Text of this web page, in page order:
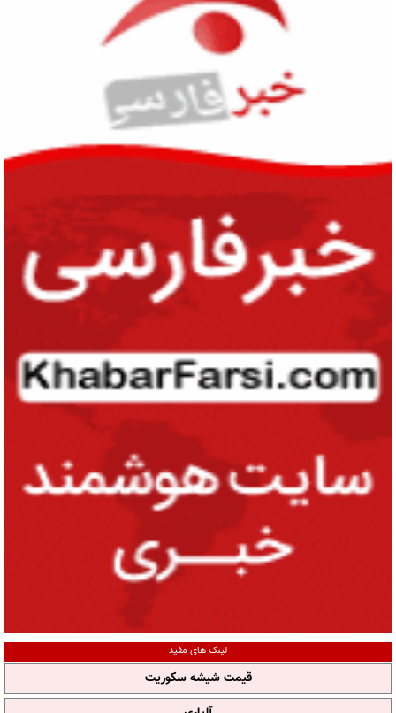
لینک های مفید
قیمت شیشه سکوریت